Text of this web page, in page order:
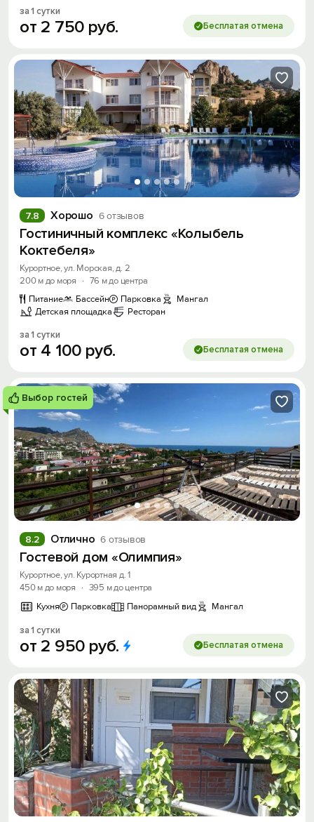
за 1 сутки
от 2 750 руб. Бесплатая отмена
Хорошо 6 отзывов
7.8
Гостиничный комплекс «Колыбель
Коктебеля»
Курортное, ул. Морская, д. 2
200 м до моря
· 76 м до центра
Питание
Бассейн Парковка
Мангал
Детская площадка
Ресторан
за 1 сутки
от 4 100 руб. Бесплатая отмена
Выбор гостей
Отлично 6 отзывов
8.2
Гостевой дом «Олимпия»
Курортное, ул. Курортная д. 1
450 м до моря
· 395 м до центра
Кухня
Парковка Панорамный вид Мангал
за 1 сутки
от 2 950 руб. Бесплатая отмена